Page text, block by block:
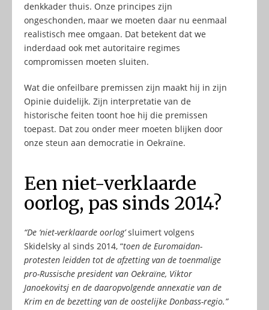
denkkader thuis. Onze principes zijn
ongeschonden, maar we moeten daar nu eenmaal
realistisch mee omgaan. Dat betekent dat we
inderdaad ook met autoritaire regimes
compromissen moeten sluiten.
Wat die onfeilbare premissen zijn maakt hij in zijn
Opinie duidelijk. Zijn interpretatie van de
historische feiten toont hoe hij die premissen
toepast. Dat zou onder meer moeten blijken door
onze steun aan democratie in Oekraïne.
Een niet-verklaarde
oorlog, pas sinds 2014?
“De ‘niet-verklaarde oorlog’sluimert volgens
Skidelsky al sinds 2014, “toen de Euromaidan-
protesten leidden tot de afzetting van de toenmalige
pro-Russische president van Oekraïne, Viktor
Janoekovitsj en de daaropvolgende annexatie van de
Krim en de bezetting van de oostelijke Donbass-regio.”